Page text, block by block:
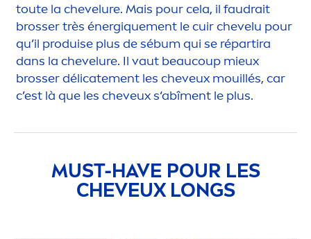
toute la chevelure. Mais pour cela, il faudrait
brosser très énergiquement le cuir chevelu pour
qu’il produise plus de sébum qui se répartira
dans la chevelure. Il vaut beaucoup mieux
brosser délicatement les cheveux mouillés, car
c’est là que les cheveux s‘abîment le plus.
MUST-HAVE POUR LES
CHEVEUX LONGS